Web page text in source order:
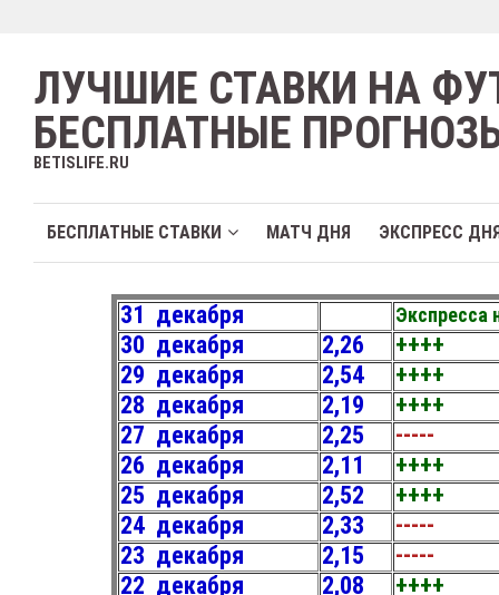
ЛУЧШИЕ СТАВКИ НА
БЕСПЛАТНЫЕ
BETISLIFE.RU
БЕСПЛАТНЫЕ СТАВКИ МАТЧ ДНЯ ЭКСПРЕСС
31 декабря Экспресса
30 декабря 2,26
++++
29 декабря
2,54
++++
28 декабря
2,19
++++
27 декабря
2,25
-----
26 декабря
2,11
++++
25 декабря
2,52
++++
24 декабря
2,33
-----
23 декабря
2,15
-----
22 декабря
2,08
++++